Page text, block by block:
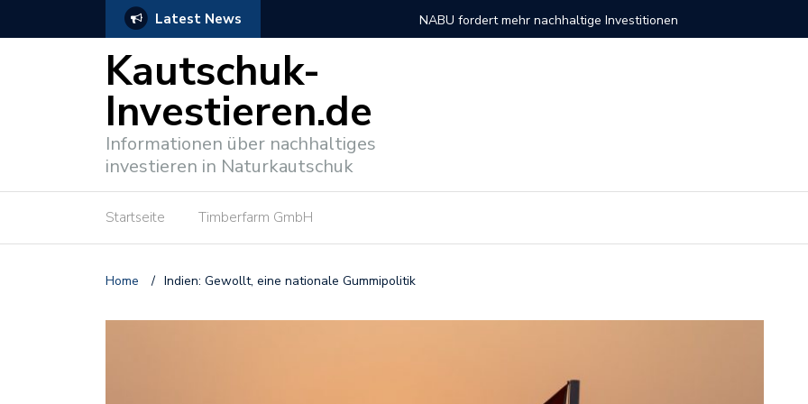
Latest News NABU fordert mehr nachhaltige Investitionen So
Kautschuk-
Investieren.de
Informationen über nachhaltiges
investieren in Naturkautschuk
Startseite Timberfarm GmbH
Home / Indien: Gewollt, eine nationale Gummipolitik